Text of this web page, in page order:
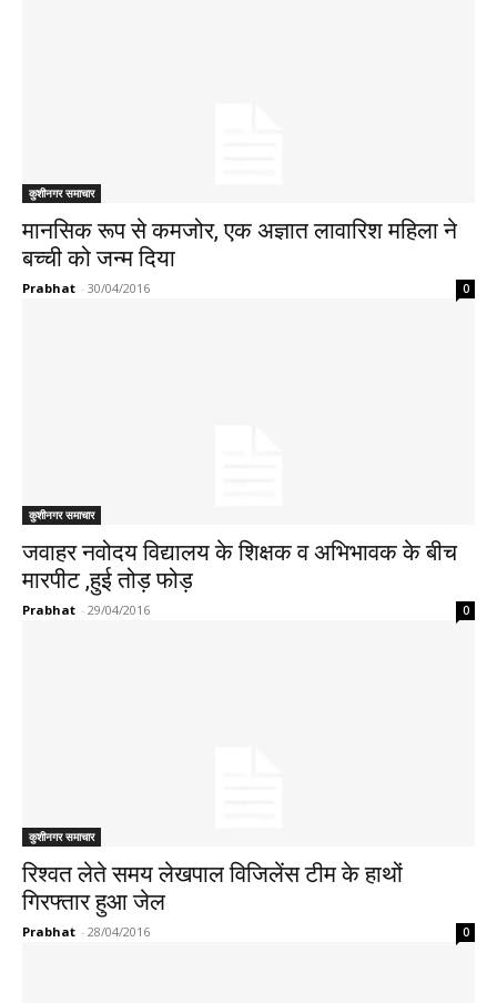
कुशीनगर समाचार
मानसिक रूप से कमजोर, एक अज्ञात लावारिश महिला ने
बच्ची को जन्म दिया
Prabhat - 30/04/2016 0
कुशीनगर समाचार
जवाहर नवोदय विद्यालय के शिक्षक व अभिभावक के बीच
मारपीट ,हुई तोड़ फोड़
Prabhat - 29/04/2016 0
कुशीनगर समाचार
रिश्वत लेते समय लेखपाल विजिलेंस टीम के हाथों
गिरफ्तार हुआ जेल
Prabhat - 28/04/2016 0